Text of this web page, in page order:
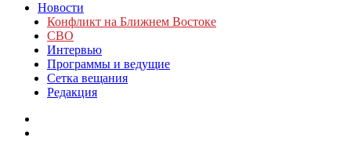
Новости
Конфликт на Ближнем Востоке
СВО
Интервью
Программы и ведущие
Сетка вещания
Редакция